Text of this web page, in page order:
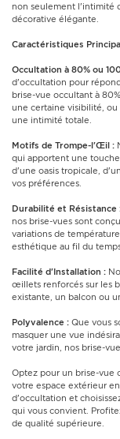
non seulement l'intimité
décorative élégante.
Caractéristiques
Occultation à 80% ou
d'occultation pour
brise-vue occultant à
une certaine visibilité,
une intimité totale.
Motifs de Trompe-l'Œil :
qui apportent une
d'une oasis tropicale,
vos préférences.
Durabilité et Résistance
nos brise-vues sont
variations de
esthétique au fil du
Facilité d'Installation :
œillets renforcés sur les
existante, un balcon ou
Polyvalence : Que vous
masquer une vue
votre jardin, nos brise-
Optez pour un brise-
votre espace extérieur
d'occultation et
qui vous convient.
de qualité supérieure.